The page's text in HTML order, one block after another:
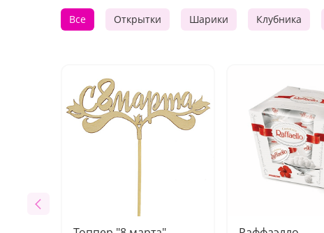
Все Открытки Шарики Клубника